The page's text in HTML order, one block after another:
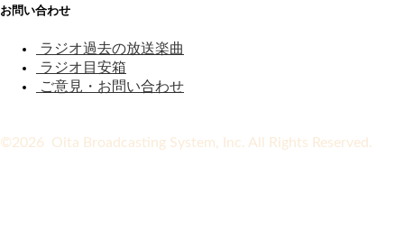
お問い合わせ
ラジオ過去の放送楽曲
ラジオ目安箱
ご意見・お問い合わせ
©2026 Oita Broadcasting System, Inc. All Rights Reserved.